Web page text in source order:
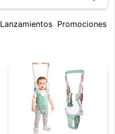
Lanzamientos Promociones